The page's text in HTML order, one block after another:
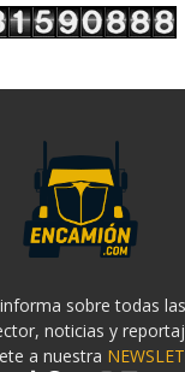
sobre todas
noticias y
a nuestra